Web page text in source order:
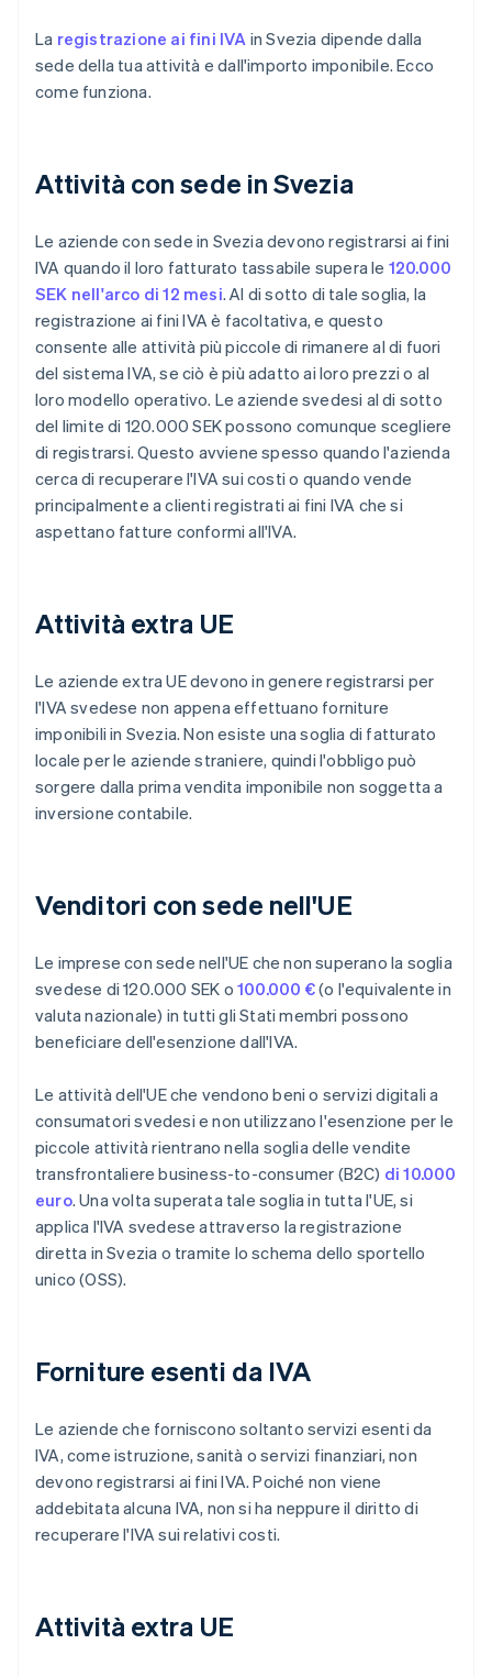
La registrazione ai fini IVA in Svezia dipende dalla
sede della tua attività e dall'importo imponibile. Ecco
come funziona.
Attività con sede in Svezia
Le aziende con sede in Svezia devono registrarsi ai fini
IVA quando il loro fatturato tassabile supera le 120.000
SEK nell'arco di 12 mesi. Al di sotto di tale soglia, la
registrazione ai fini IVA è facoltativa, e questo
consente alle attività più piccole di rimanere al di fuori
del sistema IVA, se ciò è più adatto ai loro prezzi o al
loro modello operativo. Le aziende svedesi al di sotto
del limite di 120.000 SEK possono comunque scegliere
di registrarsi. Questo avviene spesso quando l'azienda
cerca di recuperare l'IVA sui costi o quando vende
principalmente a clienti registrati ai fini IVA che si
aspettano fatture conformi all'IVA.
Attività extra UE
Le aziende extra UE devono in genere registrarsi per
l'IVA svedese non appena effettuano forniture
imponibili in Svezia. Non esiste una soglia di fatturato
locale per le aziende straniere, quindi l'obbligo può
sorgere dalla prima vendita imponibile non soggetta a
inversione contabile.
Venditori con sede nell'UE
Le imprese con sede nell'UE che non superano la soglia
svedese di 120.000 SEK o 100.000 €(o l'equivalente in
valuta nazionale) in tutti gli Stati membri possono
beneficiare dell'esenzione dall'IVA.
Le attività dell'UE che vendono beni o servizi digitali a
consumatori svedesi e non utilizzano l'esenzione per le
piccole attività rientrano nella soglia delle vendite
transfrontaliere business-to-consumer (B2C) di 10.000
euro. Una volta superata tale soglia in tutta l'UE, si
applica l'IVA svedese attraverso la registrazione
diretta in Svezia o tramite lo schema dello sportello
unico (OSS).
Forniture esenti da IVA
Le aziende che forniscono soltanto servizi esenti da
IVA, come istruzione, sanità o servizi finanziari, non
devono registrarsi ai fini IVA. Poiché non viene
addebitata alcuna IVA, non si ha neppure il diritto di
recuperare l'IVA sui relativi costi.
Attività extra UE